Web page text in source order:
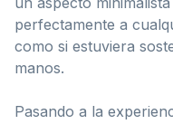
perfectamente a
como si estuviera
manos.
Pasando a la